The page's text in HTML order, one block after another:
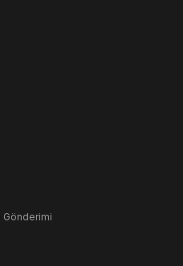
Gönderimi